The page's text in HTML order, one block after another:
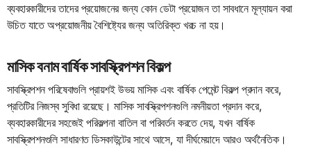
ব্যবহারকারীদের তাদের প্রয়োজনের জন্য কোন ডেটা প্রয়োজন তা সাবধানে মূল্যায়ন করা
উচিত যাতে অপ্রয়োজনীয় বৈশিষ্ট্যের জন্য অতিরিক্ত খরচ না হয়।
মাসিক বনাম বার্ষিক সাবস্ক্রিপশন বিকল্প
সাবস্ক্রিপশন পরিষেবাগুলি প্রায়শই উভয় মাসিক এবং বার্ষিক পেমেন্ট বিকল্প প্রদান করে,
প্রতিটির নিজস্ব সুবিধা রয়েছে। মাসিক সাবস্ক্রিপশনগুলি নমনীয়তা প্রদান করে,
ব্যবহারকারীদের সহজেই পরিকল্পনা বাতিল বা পরিবর্তন করতে দেয়, যখন বার্ষিক
সাবস্ক্রিপশনগুলি সাধারণত ডিসকাউন্টের সাথে আসে, যা দীর্ঘমেয়াদে আরও অর্থনৈতিক।